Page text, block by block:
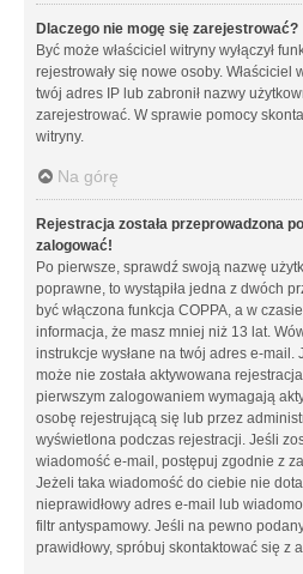
Dlaczego nie mogę się zarejestrować?
Być może właściciel witryny wyłączył
rejestrowały się nowe osoby. Właściciel
twój adres IP lub zabronił nazwy
zarejestrować. W sprawie pomocy
witryny.
Na górę
Rejestracja została przeprowadzona
zalogować!
Po pierwsze, sprawdź swoją nazwę
poprawne, to wystąpiła jedna z dwóch
być włączona funkcja COPPA, a w
informacja, że masz mniej niż 13 lat.
instrukcje wysłane na twój adres e-mail.
może nie została aktywowana
pierwszym zalogowaniem wymagają
osobę rejestrującą się lub przez
wyświetlona podczas rejestracji. Jeśli
wiadomość e-mail, postępuj zgodnie z
Jeżeli taka wiadomość do ciebie nie
nieprawidłowy adres e-mail lub
filtr antyspamowy. Jeśli na pewno
prawidłowy, spróbuj skontaktować się z